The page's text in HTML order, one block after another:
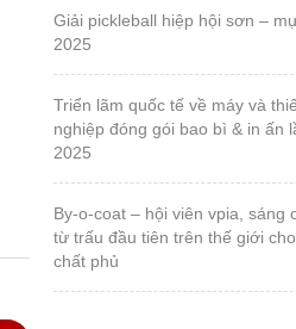
giải pickleball hiệp hội sơn – mực in, lần 1 – năm
2025
triển lãm quốc tế về máy và thiết bị ngành công
nghiệp đóng gói bao bì & in ấn
2025
by-o-coat – hội viên vpia, sáng chế vật liệu silica
từ trấu đầu tiên trên thế giới
chất phủ